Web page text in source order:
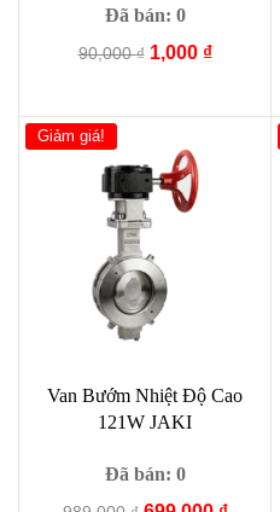
Đã bán: 0
90,000₫ Giá
1,000 ₫Giá
1,000 ₫.
Giảm giá!
Van Bướm Nhiệt Độ Cao
121W JAKI
Đã bán: 0